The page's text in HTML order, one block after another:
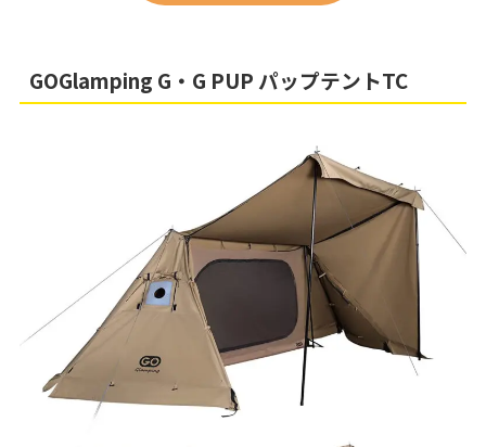
GOGlamping G・G PUP パップテントTC